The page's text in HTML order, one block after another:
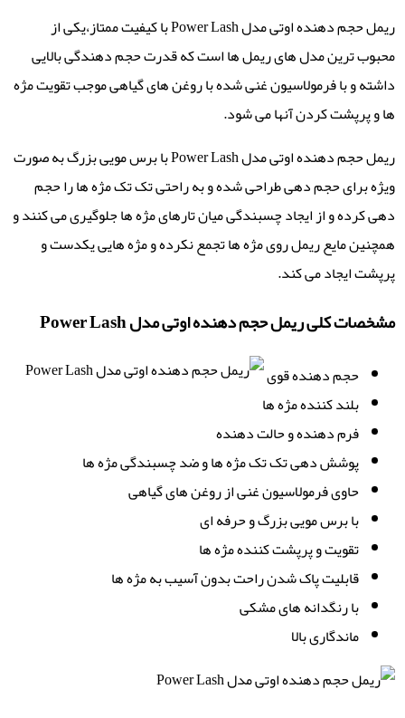
ریمل حجم دهنده اوتی مدل Power Lash با کیفیت ممتاز،یکی از
محبوب ترین مدل های ریمل ها است که قدرت حجم دهندگی بالایی
داشته و با فرمولاسیون غنی شده با روغن های گیاهی موجب تقویت مژه
ها و پرپشت کردن آنها می شود.
ریمل حجم دهنده اوتی مدل Power Lash با برس مویی بزرگ به صورت
ویژه برای حجم دهی طراحی شده و به راحتی تک تک مژه ها را حجم
دهی کرده و از ایجاد چسبندگی میان تارهای مژه ها جلوگیری می کنند و
همچنین مایع ریمل روی مژه ها تجمع نکرده و مژه هایی یکدست و
پرپشت ایجاد می کند.
مشخصات کلی ریمل حجم دهنده اوتی مدل Power Lash
حجم دهنده قوی
بلند کننده مژه ها
فرم دهنده و حالت دهنده
پوشش دهی تک تک مژه ها و ضد چسبندگی مژه ها
حاوی فرمولاسیون غنی از روغن های گیاهی
با برس مویی بزرگ و حرفه ای
تقویت و پرپشت کننده مژه ها
قابلیت پاک شدن راحت بدون آسیب به مژه ها
با رنگدانه های مشکی
ماندگاری بالا